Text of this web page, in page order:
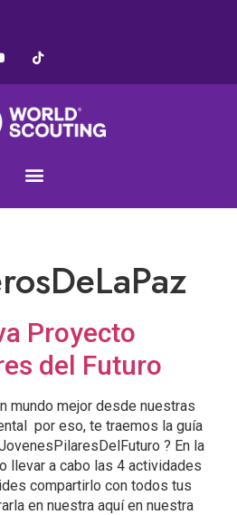
Proyecto
del Futuro
mundo mejor desde nuestras
por eso, te traemos la guía
? En la
llevar a cabo las 4 actividades
compartirlo con todos tus
en nuestra aquí en nuestra